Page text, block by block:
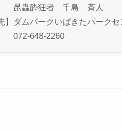
狂者 千島 斉人
】ダムパークいばきたパークセ
2260